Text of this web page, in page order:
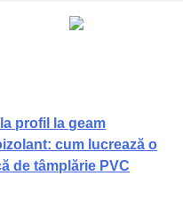
la profil la geam
cum lucrează o
de tâmplărie PVC